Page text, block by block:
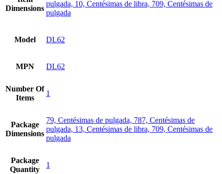
Dimensions
pulgada, 10, Centésimas de libra, 709, Centésimas de
pulgada
Model DL62
MPN DL62
Number Of
Items
1
Package
Dimensions
79, Centésimas de pulgada, 787, Centésimas de
pulgada, 13, Centésimas de libra, 709, Centésimas de
pulgada
Package
Quantity
1